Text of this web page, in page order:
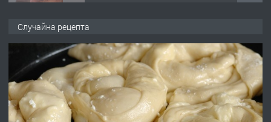
преди 10 месеца
ПРЕДЛАГА
Професионална броячна машина -
със сертификат от ЕЦБ
Случайна рецепта